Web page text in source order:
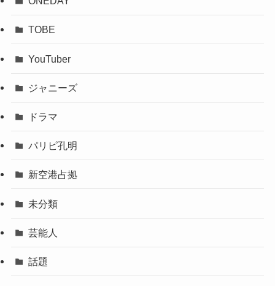
TOBE
YouTuber
ジャニーズ
ドラマ
パリピ孔明
新空港占拠
未分類
芸能人
話題